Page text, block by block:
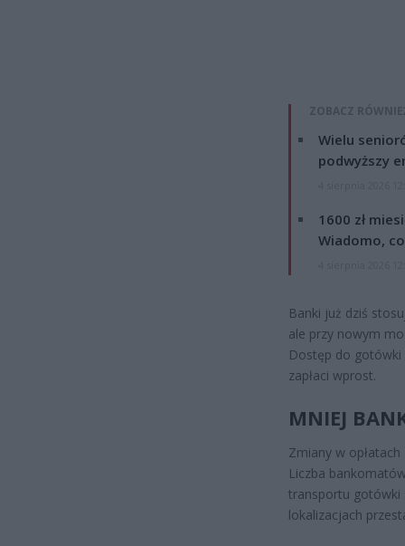
ZOBACZ
Wielu
podwyższy
1600 zł
Wiadomo,
Banki już dziś
ale przy nowym
Dostęp do gotówki
zapłaci wprost.
MNIEJ
Zmiany w
Liczba
transportu gotówki
lokalizacjach